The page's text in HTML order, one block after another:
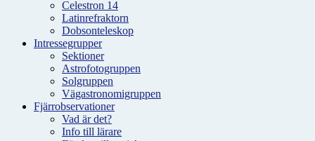
Celestron 14
Latinrefraktorn
Dobsonteleskop
Intressegrupper
Sektioner
Astrofotogruppen
Solgruppen
Vägastronomigruppen
Fjärrobservationer
Vad är det?
Info till lärare